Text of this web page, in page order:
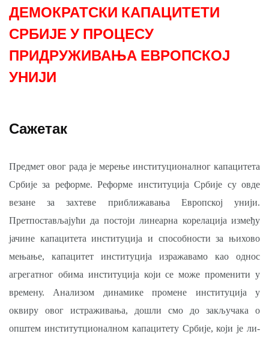
ДЕМОКРАТСКИ КАПАЦИТЕТИ
СРБИЈЕ У ПРОЦЕСУ
ПРИДРУЖИВАЊА ЕВРОПСКОЈ
УНИЈИ
Сажетак
Предмет овог рада је мерење институционалног капацитета
Србије за реформе. Реформе институција Србије су овде
везане за захтеве приближавања Европској унији.
Претпостављајући да постоји линеарна корелација између
јачине капацитета институција и способности за њихово
мењање, капацитет институција изражавамо као однос
агрегатног обима институција који се може променити у
времену. Ана­лизом динамике промене институција у
оквиру овог истраживања, дошли смо до закључака о
општем институтционалном капацитету Србије, који је ли­